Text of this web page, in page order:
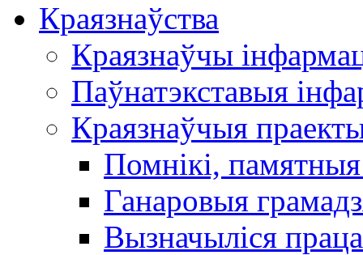
Краязнаўства
Краязнаўчы
Паўнатэкставыя
Краязнаўчыя
Помнікі,
Ганаровыя
Вызначыліся